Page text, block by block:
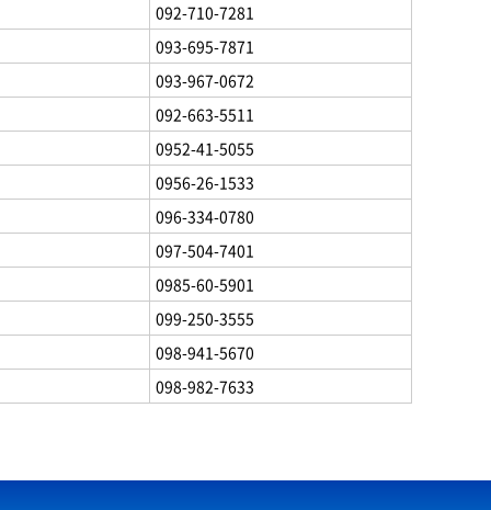
092-710-7281
093-695-7871
093-967-0672
092-663-5511
0952-41-5055
0956-26-1533
096-334-0780
097-504-7401
0985-60-5901
099-250-3555
098-941-5670
098-982-7633